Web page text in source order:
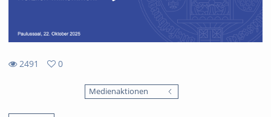
2491
0
Medienaktionen